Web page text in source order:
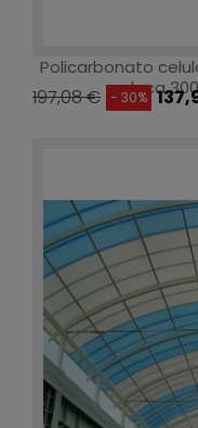
Policarbonato
placa
197,08 € - 30%